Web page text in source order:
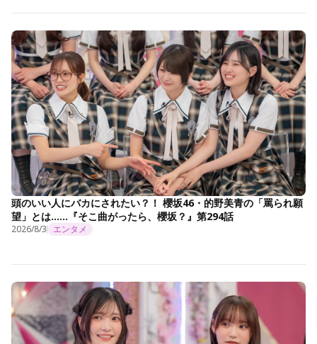
頭のいい人にバカにされたい？！ 櫻坂46・的野美青の「罵られ願
望」とは……『そこ曲がったら、櫻坂？』第294話
2026/8/3 エンタメ